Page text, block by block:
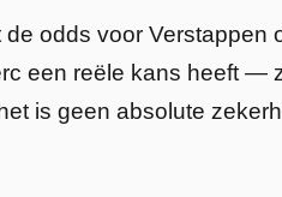
odds voor Verstappen
een reële kans heeft
is geen absolute